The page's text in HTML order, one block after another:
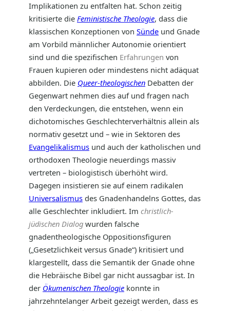
Implikationen zu entfalten hat. Schon zeitig
kritisierte die Feministische Theologie, dass die
klassischen Konzeptionen von Sünde und Gnade
am Vorbild männlicher Autonomie orientiert
sind und die spezifischen Erfahrungen von
Frauen kupieren oder mindestens nicht adäquat
abbilden. Die Queer-theologischen Debatten der
Gegenwart nehmen dies auf und fragen nach
den Verdeckungen, die entstehen, wenn ein
dichotomisches Geschlechterverhältnis allein als
normativ gesetzt und – wie in Sektoren des
Evangelikalismus und auch der katholischen und
orthodoxen Theologie neuerdings massiv
vertreten – biologistisch überhöht wird.
Dagegen insistieren sie auf einem radikalen
Universalismus des Gnadenhandelns Gottes, das
alle Geschlechter inkludiert. Im christlich-
jüdischen Dialog wurden falsche
gnadentheologische Oppositionsfiguren
(„Gesetzlichkeit versus Gnade“) kritisiert und
klargestellt, dass die Semantik der Gnade ohne
die Hebräische Bibel gar nicht aussagbar ist. In
der Ökumenischen Theologie konnte in
jahrzehntelanger Arbeit gezeigt werden, dass es